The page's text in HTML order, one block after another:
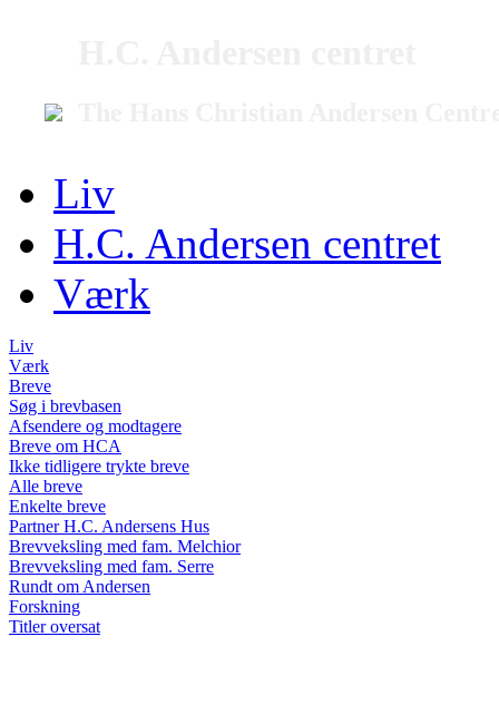
Liv
H.C. Andersen centret
Værk
Liv
Værk
Breve
Søg i brevbasen
Afsendere og modtagere
Breve om HCA
Ikke tidligere trykte breve
Alle breve
Enkelte breve
Partner H.C. Andersens Hus
Brevveksling med fam. Melchior
Brevveksling med fam. Serre
Rundt om Andersen
Forskning
Titler oversat